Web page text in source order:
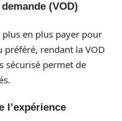
(VOD)
en plus payer pour
préféré, rendant la VOD
sécurisé permet de
l’expérience